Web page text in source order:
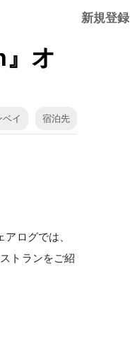
新規登録
オ
ベイ 宿泊先
ログでは、
トランをご紹